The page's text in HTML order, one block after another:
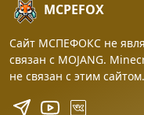
MCPEFOX
Сайт МСПЕФОКС не
связан с MOJANG.
не связан с этим сайтом.